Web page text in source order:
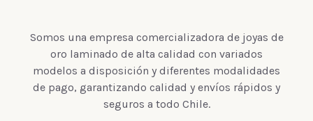
Somos una empresa comercializadora de joyas de
oro laminado de alta calidad con variados
modelos a disposición y diferentes modalidades
de pago, garantizando calidad y envíos rápidos y
seguros a todo Chile.